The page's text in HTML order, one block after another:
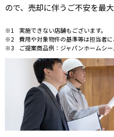
ので、売却に伴うご不安を最
実施できない店舗もございます。
費用や対象物件の基準等は担当者に
ご提案商品例：ジャパンホームシ